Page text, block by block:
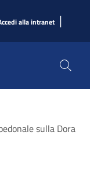
alla intranet |
sulla Dora